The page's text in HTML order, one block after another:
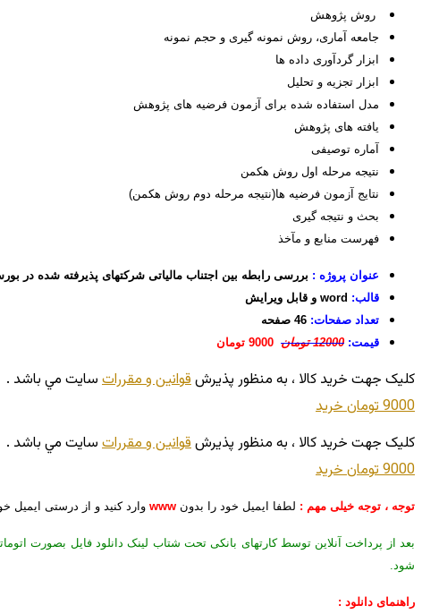
روش پژوهش
جامعه آماری، روش نمونه گیری و حجم نمونه
ابزار گردآوری داده ها
ابزار تجزيه و تحليل
مدل استفاده شده برای آزمون فرضیه های پژوهش
یافته های پژوهش
آماره­ توصیفی
نتیجه مرحله اول روش هکمن
نتایج آزمون فرضیه ها(نتیجه مرحله دوم روش هکمن)
بحث و نتیجه گیری
فهرست منابع و مآخذ
عنوان پروژه : بررسی رابطه بین اجتناب مالیاتی شرکتهای پذیرفته شده
قالب:
تعداد صفحات:
قیمت: 12000 تومان 9000 تومان
کليک جهت خريد کالا ، به منظور پذيرشقوانين و مقررات سايت مي باشد .
9000 تومان
خريد
کليک جهت خريد کالا ، به منظور پذيرشقوانين و مقررات سايت مي باشد .
9000 تومان
خريد
توجه ، توجه خیلی مهم : لطفا ایمیل خود را بدون www وارد کنید و از درستی ایمیل
بعد از پرداخت آنلاین توسط کارتهای بانکی تحت شتاب لینک دانلود فایل بصورت
شود.
راهنمای دانلود :